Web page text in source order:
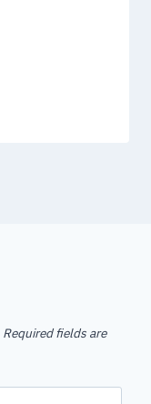
Required fields are